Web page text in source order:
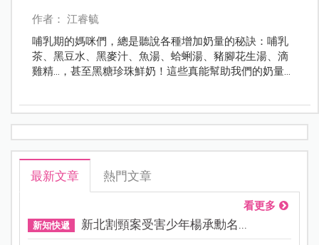
作者： 江睿毓
哺乳期的媽咪們，總是聽說各種增加奶量的秘訣：哺乳
茶、黑豆水、黑麥汁、魚湯、蛤蜊湯、豬腳花生湯、滴
雞精…，甚至黑糖珍珠鮮奶！這些真能幫助我們的奶量
幫上忙，讓妳輕鬆了解真相！
最新文章 熱門文章
看更多
新知快遞 新北割頸案受害少年楊承勳名...